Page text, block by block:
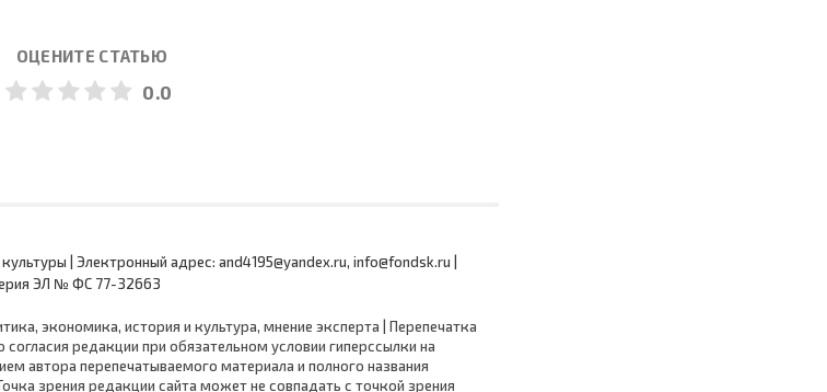
ОЦЕНИТЕ СТАТЬЮ
0.0
| Электронный адрес: and4195@yandex.ru, info@fondsk.ru |
ЭЛ № ФС 77-32663
экономика, история и культура, мнение эксперта | Перепечатка
редакции при обязательном условии гиперссылки на
автора перепечатываемого материала и полного названия
зрения редакции сайта может не совпадать с точкой зрения